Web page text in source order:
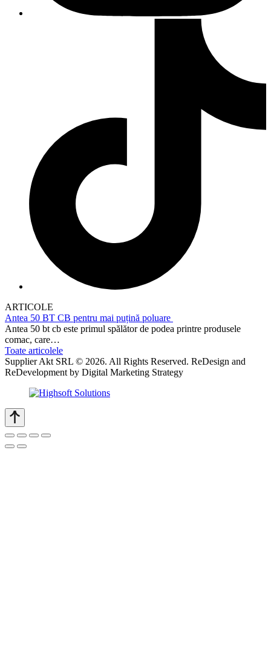
ARTICOLE
Antea 50 BT CB pentru mai puțină poluare
Antea 50 bt cb este primul spălător de podea printre produsele
comac, care…
Toate articolele
Supplier Akt SRL © 2026. All Rights Reserved. ReDesign and
ReDevelopment by Digital Marketing Strategy